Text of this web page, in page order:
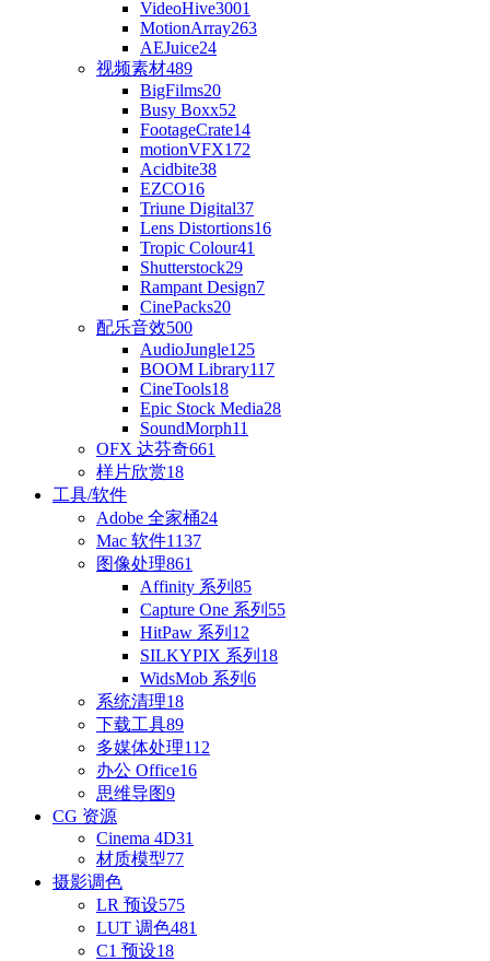
VideoHive3001
MotionArray263
AEJuice24
视频素材489
BigFilms20
Busy Boxx52
FootageCrate14
motionVFX172
Acidbite38
EZCO16
Triune Digital37
Lens Distortions16
Tropic Colour41
Shutterstock29
Rampant Design7
CinePacks20
配乐音效500
AudioJungle125
BOOM Library117
CineTools18
Epic Stock Media28
SoundMorph11
OFX 达芬奇661
样片欣赏18
工具/软件
Adobe 全家桶24
Mac 软件1137
图像处理861
Affinity 系列 85
Capture One 系列 55
HitPaw 系列 12
SILKYPIX 系列 18
WidsMob 系列 6
系统清理18
下载工具89
多媒体处理112
办公 Office16
思维导图9
CG 资源
Cinema 4D31
材质模型77
摄影调色
LR 预设575
LUT 调色481
C1 预设18